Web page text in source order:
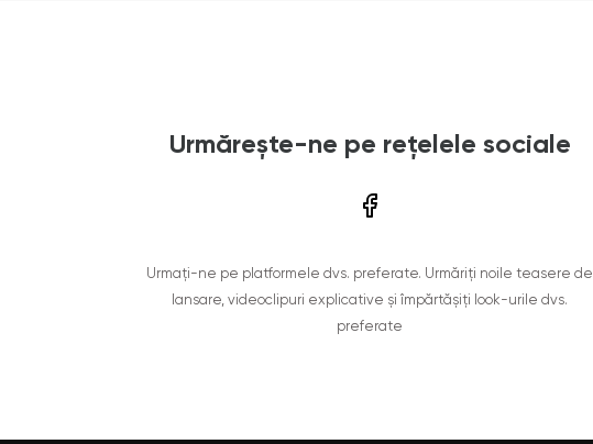
Urmărește-ne pe rețelele sociale
Urmați-ne pe platformele dvs. preferate. Urmăriți noile teasere de
lansare, videoclipuri explicative și împărtășiți look-urile dvs.
preferate